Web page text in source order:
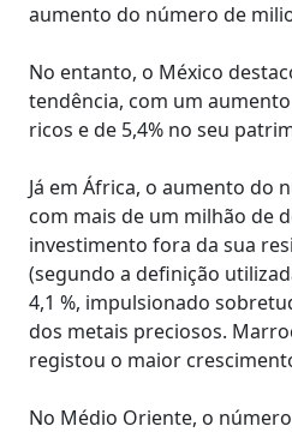
aumento do número de
No entanto, o México
tendência, com um
ricos e de 5,4% no seu
Já em África, o aumento do
com mais de um milhão de
investimento fora da sua
(segundo a definição
4,1 %, impulsionado
dos metais preciosos.
registou o maior
No Médio Oriente, o